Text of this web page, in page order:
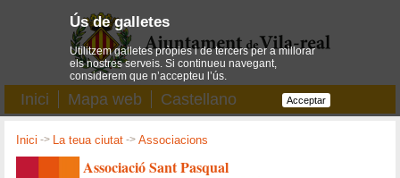
Inici Mapa web Castellano
Inici -> La teua ciutat ->Associacions
Associació Sant Pasqual
Ús de galletes
Utilitzem galletes pròpies i de tercers per a millorar
els nostres serveis. Si continueu navegant,
considerem que n’accepteu l’ús.
Acceptar